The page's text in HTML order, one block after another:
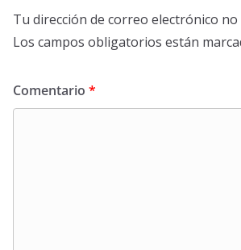
Tu dirección de correo electrónico no
Los campos obligatorios están
Comentario *